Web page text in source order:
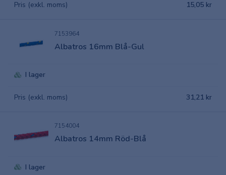
Pris (exkl. moms) 15,05 kr
7153964
Albatros 16mm Blå-Gul
I lager
Pris (exkl. moms) 31,21 kr
7154004
Albatros 14mm Röd-Blå
I lager